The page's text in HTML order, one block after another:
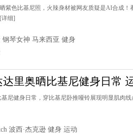
紫色比基尼照，火辣身材被网友质疑是AI合成
[详细]
钢琴女神 马来西亚 健身
达里奥晒比基尼健身日常
基尼健身日常，穿比基尼卧推哑铃展现明显肌肉
波西·杰克逊 健身 运动